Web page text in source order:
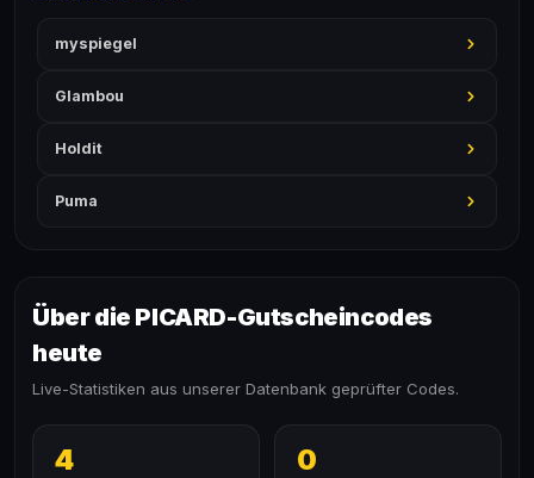
myspiegel
Glambou
Holdit
Puma
Über die PICARD-Gutscheincodes
heute
Live-Statistiken aus unserer Datenbank geprüfter Codes.
4 0